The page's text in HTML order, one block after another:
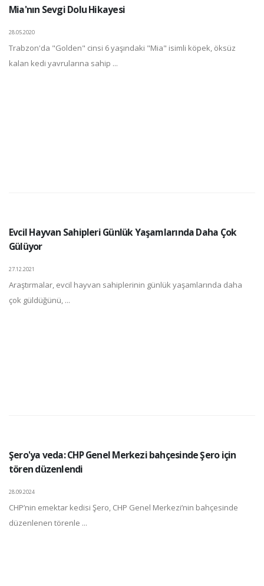
Mia'nın Sevgi Dolu Hikayesi
28.05.2020
Trabzon'da "Golden" cinsi 6 yaşındaki "Mia" isimli köpek, öksüz
kalan kedi yavrularına sahip ...
Evcil Hayvan Sahipleri Günlük Yaşamlarında Daha Çok
Gülüyor
27.12.2021
Araştırmalar, evcil hayvan sahiplerinin günlük yaşamlarında daha
çok güldüğünü, ...
Şero'ya veda: CHP Genel Merkezi bahçesinde Şero için
tören düzenlendi
28.09.2024
CHP’nin emektar kedisi Şero, CHP Genel Merkezi’nin bahçesinde
düzenlenen törenle ...